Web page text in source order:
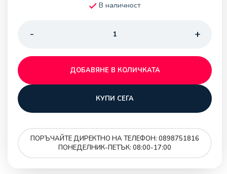
В наличност
ДОБАВЯНЕ В КОЛИЧКАТА
КУПИ СЕГА
ПОРЪЧАЙТЕ ДИРЕКТНО НА ТЕЛЕФОН: 0898751816
ПОНЕДЕЛНИК-ПЕТЪК: 08:00-17:00